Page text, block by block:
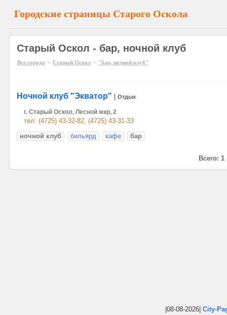
Городские страницы Старого Оскола
Старый Оскол - бар, ночной клуб
Все города » Старый Оскол » "бар, ночной клуб"
Ночной клуб "Экватор" Отдых
г. Старый Оскол, Лесной мкр, 2
тел: (4725) 43-32-82, (4725) 43-31-33
ночной клуб
бильярд кафе бар
Всего: 1
|08-08-2026| City-